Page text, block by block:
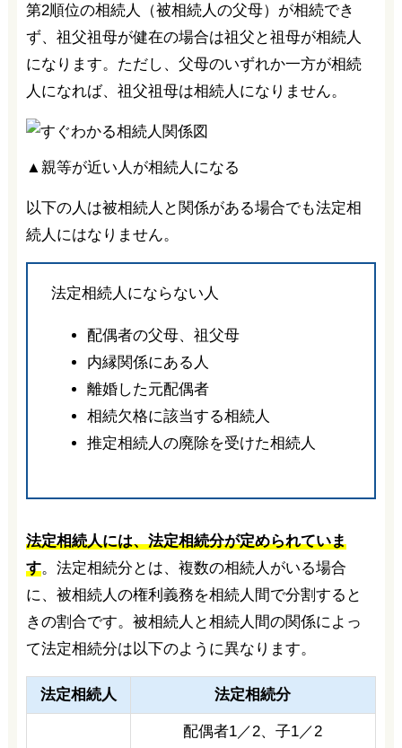
第2順位の相続人（被相続人の父母）が相続でき
ず、祖父祖母が健在の場合は祖父と祖母が相続人
になります。ただし、父母のいずれか一方が相続
人になれば、祖父祖母は相続人になりません。
▲親等が近い人が相続人になる
以下の人は被相続人と関係がある場合でも法定相
続人にはなりません。
法定相続人にならない人
配偶者の父母、祖父母
内縁関係にある人
離婚した元配偶者
相続欠格に該当する相続人
推定相続人の廃除を受けた相続人
法定相続人には、法定相続分が定められていま
す。法定相続分とは、複数の相続人がいる場合
に、被相続人の権利義務を相続人間で分割すると
きの割合です。被相続人と相続人間の関係によっ
て法定相続分は以下のように異なります。
法定相続人 法定相続分
配偶者1／2、子1／2